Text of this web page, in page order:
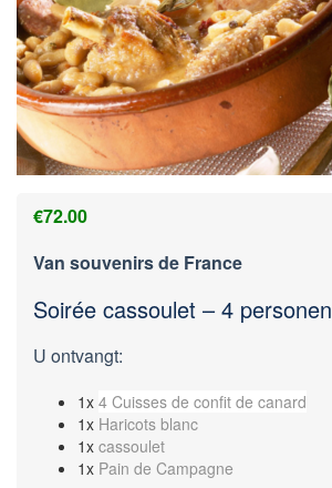
€72.00
Van souvenirs de France
Soirée cassoulet – 4 personen
U ontvangt:
1x 4 Cuisses de confit de canard
1x Haricots blanc
1x cassoulet
1x Pain de Campagne